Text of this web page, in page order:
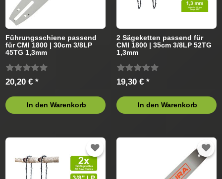
Führungsschiene passend
für CMI 1800 | 30cm 3/8LP
45TG 1,3mm
20,20 € *
In den Warenkorb
2 Sägeketten passend für
CMI 1800 | 35cm 3/8LP 52TG
1,3mm
19,30 € *
In den Warenkorb